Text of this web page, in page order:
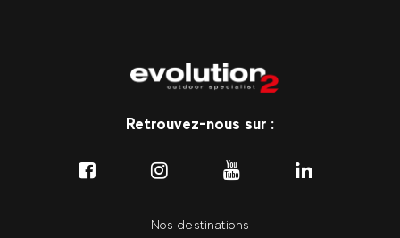
Retrouvez-nous sur :
Nos destinations